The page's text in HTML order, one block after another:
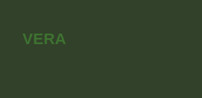
VERA